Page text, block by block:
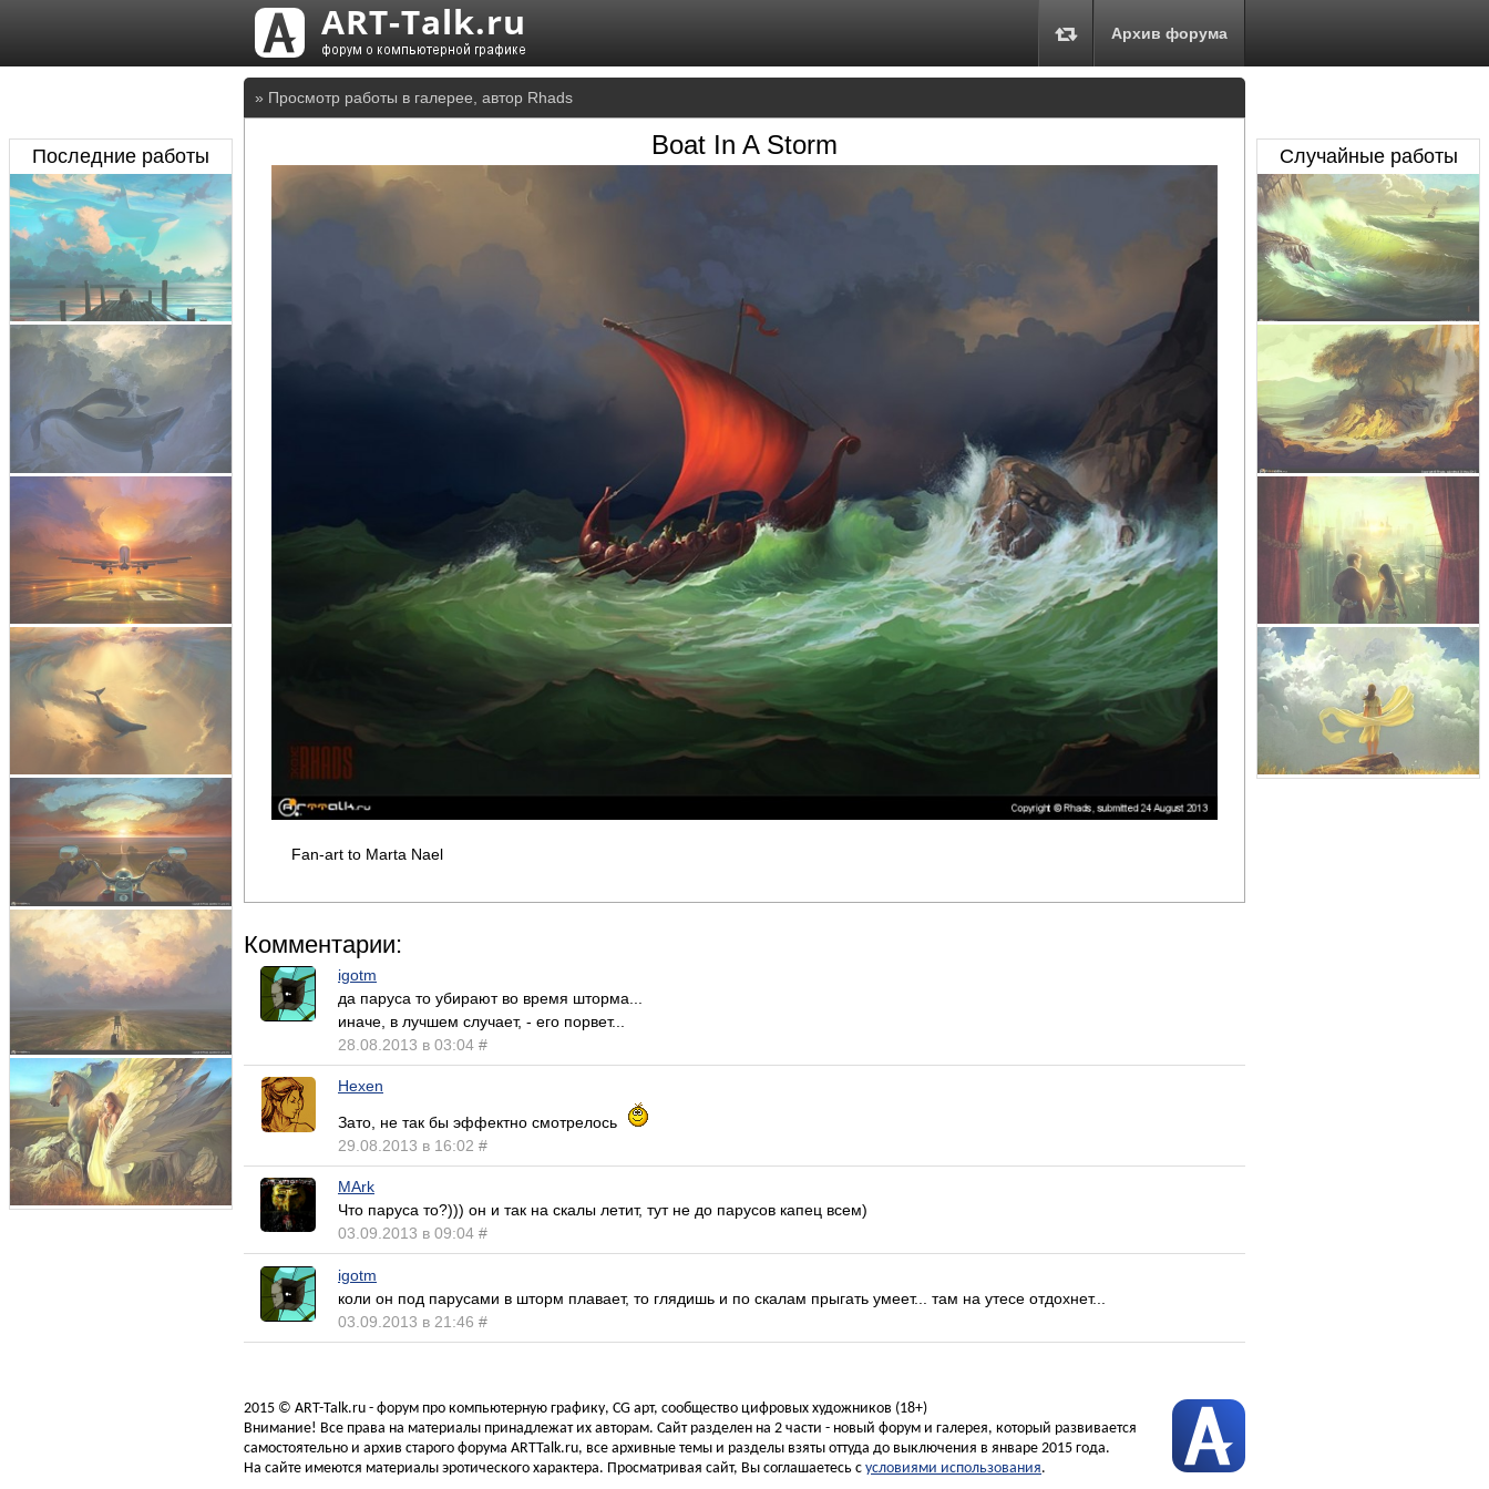
Архив форума
» Просмотр работы в галерее, автор Rhads
Boat In A Storm
Fan-art to Marta Nael
Комментарии:
igotm
да паруса то убирают во время шторма...
иначе, в лучшем случает, - его порвет...
28.08.2013 в 03:04 #
Hexen
Зато, не так бы эффектно смотрелось
29.08.2013 в 16:02 #
MArk
Что паруса то?))) он и так на скалы летит, тут не до парусов капец всем)
03.09.2013 в 09:04 #
igotm
коли он под парусами в шторм плавает, то глядишь и по скалам прыгать умеет... там на утесе отдохнет...
03.09.2013 в 21:46 #
Последние работы Случайные работы
2015 © ART-Talk.ru - форум про компьютерную графику, CG арт, сообщество цифровых художников (18+)
Внимание! Все права на материалы принадлежат их авторам. Сайт разделен на 2 части - новый форум и галерея, который развивается
самостоятельно и архив старого форума ARTTalk.ru, все архивные темы и разделы взяты оттуда до выключения в январе 2015 года.
На сайте имеются материалы эротического характера. Просматривая сайт, Вы соглашаетесь с условиями использования.